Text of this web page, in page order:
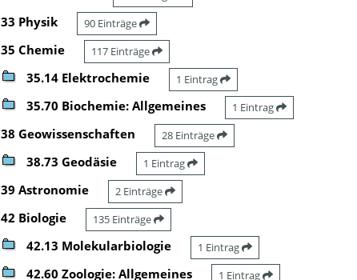
33 Physik 90 Einträge
35 Chemie 117 Einträge
35.14 Elektrochemie 1 Eintrag
35.70 Biochemie: Allgemeines 1 Eintrag
38 Geowissenschaften 28 Einträge
38.73 Geodäsie 1 Eintrag
39 Astronomie 2 Einträge
42 Biologie 135 Einträge
42.13 Molekularbiologie 1 Eintrag
42.60 Zoologie: Allgemeines 1 Eintrag